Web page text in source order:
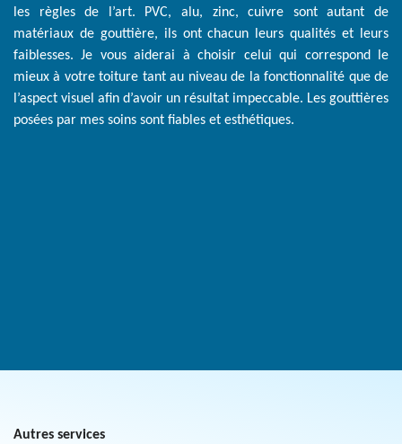
les règles de l’art. PVC, alu, zinc, cuivre sont autant de
matériaux de gouttière, ils ont chacun leurs qualités et leurs
faiblesses. Je vous aiderai à choisir celui qui correspond le
mieux à votre toiture tant au niveau de la fonctionnalité que de
l’aspect visuel afin d’avoir un résultat impeccable. Les gouttières
posées par mes soins sont fiables et esthétiques.
Autres services